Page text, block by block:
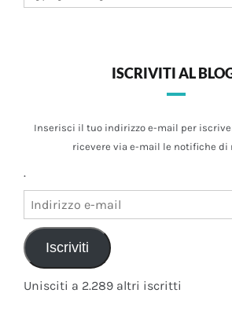
ISCRIVITI AL
Inserisci il tuo indirizzo e-mail per
ricevere via e-mail le notifiche di
.
mail
Iscriviti
Unisciti a 2.289 altri iscritti